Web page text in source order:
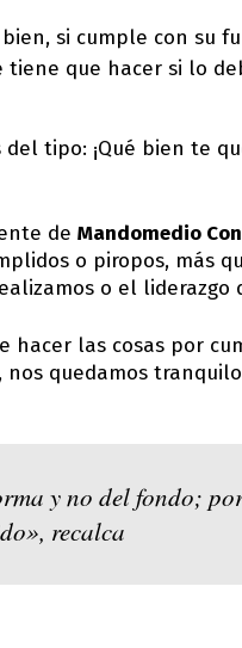
si cumple con su
que hacer si lo
tipo: ¡Qué bien te
de Mandomedio
o piropos, más
o el liderazgo
hacer las cosas por
quedamos
y no del fondo;
recalca